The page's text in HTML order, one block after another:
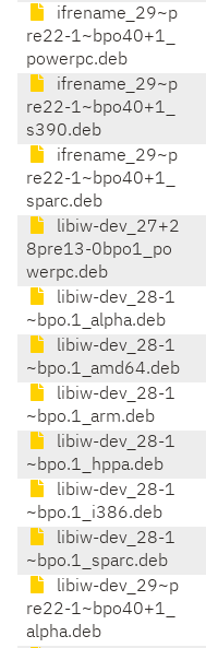
ifrename_29~p
re22-1~bpo40+1_
powerpc.deb
ifrename_29~p
re22-1~bpo40+1_
s390.deb
ifrename_29~p
re22-1~bpo40+1_
sparc.deb
libiw-dev_27+2
8pre13-0bpo1_po
werpc.deb
libiw-dev_28-1
~bpo.1_alpha.deb
libiw-dev_28-1
~bpo.1_amd64.deb
libiw-dev_28-1
~bpo.1_arm.deb
libiw-dev_28-1
~bpo.1_hppa.deb
libiw-dev_28-1
~bpo.1_i386.deb
libiw-dev_28-1
~bpo.1_sparc.deb
libiw-dev_29~p
re22-1~bpo40+1_
alpha.deb